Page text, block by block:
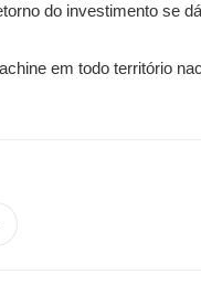
do investimento se
em todo território